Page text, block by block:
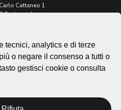
Cattaneo 1
Castagnola
informazioni:
58 866 68 50
tecnici, analytics e di terze
o negare il consenso a tutti o
gestisci cookie o consulta